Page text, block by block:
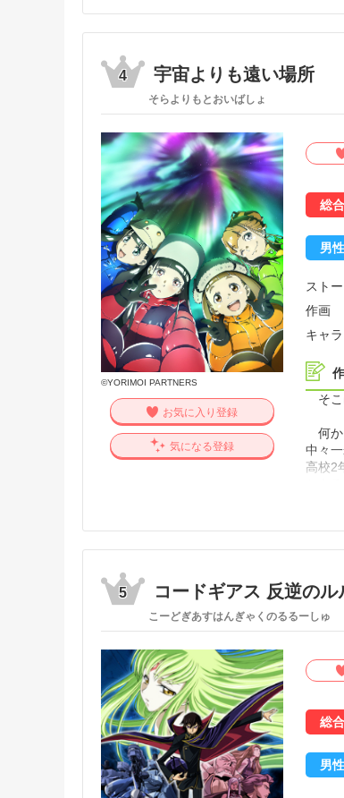
――戦
――都
――去
4 宇宙よりも遠い場所
そらよりもとおいばしょ
©YORIMOI PARTNERS
お気に入り登録
気になる登録
総
男
スト
作画
キャラ
そこ
何か
中々
高校2
南極
絶対
報瀬
5 コードギアス 反逆のル
こーどぎあすはんぎゃくのるるーしゅ
総
男